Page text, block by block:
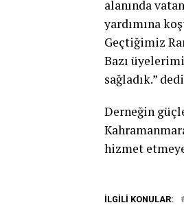
alanında
yardımına
Geçtiğimiz
Bazı
sağladık.” dedi
Derneğin
hizmet
İLGILI KONULAR: